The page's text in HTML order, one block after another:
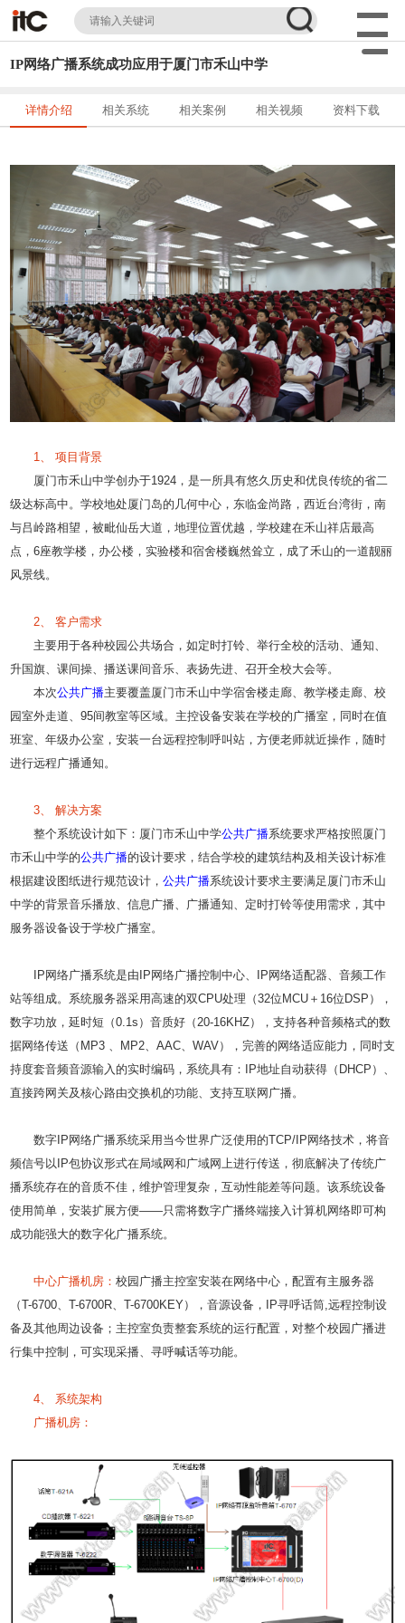
IP网络广播系统成功应用于厦门市禾山中学
详情介绍 相关系统 相关案例 相关视频 资料下载
1、 项目背景
厦门市禾山中学创办于1924，是一所具有悠久历史和优良传统的省二
级达标高中。学校地处厦门岛的几何中心，东临金尚路，西近台湾街，南
与吕岭路相望，被毗仙岳大道，地理位置优越，学校建在禾山祥店最高
点，6座教学楼，办公楼，实验楼和宿舍楼巍然耸立，成了禾山的一道靓丽
风景线。
2、 客户需求
主要用于各种校园公共场合，如定时打铃、举行全校的活动、通知、
升国旗、课间操、播送课间音乐、表扬先进、召开全校大会等。
本次公共广播主要覆盖厦门市禾山中学宿舍楼走廊、教学楼走廊、校
园室外走道、95间教室等区域。主控设备安装在学校的广播室，同时在值
班室、年级办公室，安装一台远程控制呼叫站，方便老师就近操作，随时
进行远程广播通知。
3、 解决方案
整个系统设计如下：厦门市禾山中学公共广播系统要求严格按照厦门
市禾山中学的公共广播的设计要求，结合学校的建筑结构及相关设计标准
根据建设图纸进行规范设计， 公共广播系统设计要求主要满足厦门市禾山
中学的背景音乐播放、信息广播、广播通知、定时打铃等使用需求，其中
服务器设备设于学校广播室。
IP网络广播系统是由IP网络广播控制中心、IP网络适配器、音频工作
站等组成。系统服务器采用高速的双CPU处理（32位MCU＋16位DSP），
数字功放，延时短（0.1s）音质好（20-16KHZ），支持各种音频格式的数
据网络传送（MP3 、MP2、AAC、WAV），完善的网络适应能力，同时支
持度套音频音源输入的实时编码，系统具有：IP地址自动获得（DHCP）、
直接跨网关及核心路由交换机的功能、支持互联网广播。
数字IP网络广播系统采用当今世界广泛使用的TCP/IP网络技术，将音
频信号以IP包协议形式在局域网和广域网上进行传送，彻底解决了传统广
播系统存在的音质不佳，维护管理复杂，互动性能差等问题。该系统设备
使用简单，安装扩展方便――只需将数字广播终端接入计算机网络即可构
成功能强大的数字化广播系统。
中心广播机房： 校园广播主控室安装在网络中心，配置有主服务器
（T-6700、T-6700R、T-6700KEY），音源设备，IP寻呼话筒,远程控制设
备及其他周边设备；主控室负责整套系统的运行配置，对整个校园广播进
行集中控制，可实现采播、寻呼喊话等功能。
4、 系统架构
广播机房：